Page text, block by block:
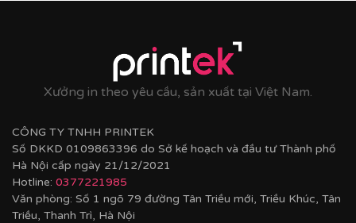
Vải canvas dày dặn, bề mặt sần nhẹ, giữ màu tốt,
không lo bạc phai màu.
Tăng độ bám mực, cho hình ảnh sắc nét, sống
Xưởng in theo yêu cầu, sản xuất tại Việt Nam.
CÔNG TY TNHH PRINTEK
Số DKKD 0109863396 do Sở kế hoạch và đầu tư Thành phố
Hà Nội cấp ngày 21/12/2021
Hotline: 0377221985
Văn phòng: Số 1 ngõ 79 đường Tân Triều mới, Triều Khúc, Tân
Triều, Thanh Trì, Hà Nội